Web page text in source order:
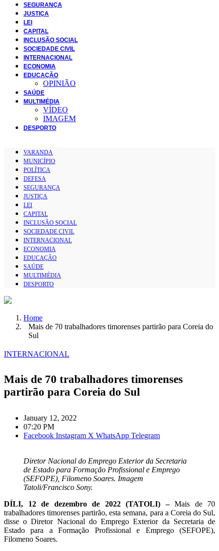
SEGURANÇA
JUSTIÇA
LEI
CAPITAL
INCLUSÃO SOCIAL
SOCIEDADE CIVIL
INTERNACIONAL
ECONOMIA
EDUCAÇÃO
OPINIÃO
SAÚDE
MULTIMÉDIA
VÍDEO
IMAGEM
DESPORTO
VARANDA
MUNICÍPIO
POLÍTICA
DEFESA
SEGURANÇA
JUSTIÇA
LEI
CAPITAL
INCLUSÃO SOCIAL
SOCIEDADE CIVIL
INTERNACIONAL
ECONOMIA
EDUCAÇÃO
SAÚDE
MULTIMÉDIA
DESPORTO
Home
Mais de 70 trabalhadores timorenses partirão para Coreia do
Sul
INTERNACIONAL
Mais de 70 trabalhadores timorenses
partirão para Coreia do Sul
January 12, 2022
07:20 PM
Facebook Instagram X WhatsApp Telegram
Diretor Nacional do Emprego Exterior da Secretaria
de Estado para Formação Profissional e Emprego
(SEFOPE), Filomeno Soares. Imagem
Tatoli/Francisco Sony.
DÍLI, 12 de dezembro de 2022 (TATOLI) –Mais de 70
trabalhadores timorenses partirão, esta semana, para a Coreia do Sul,
disse o Diretor Nacional do Emprego Exterior da Secretaria de
Estado para a Formação Profissional e Emprego (SEFOPE),
Filomeno Soares.